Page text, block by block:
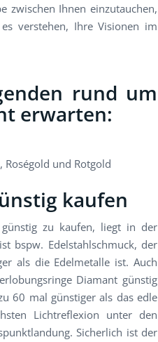
zwischen Ihnen einzutauchen,
verstehen, Ihre Visionen im
rund um
erwarten:
Roségold und Rotgold
kaufen
zu kaufen, liegt in der
bspw. Edelstahlschmuck, der
als die Edelmetalle ist. Auch
Diamant günstig
60 mal günstiger als das edle
Lichtreflexion unter den
Sicherlich ist der